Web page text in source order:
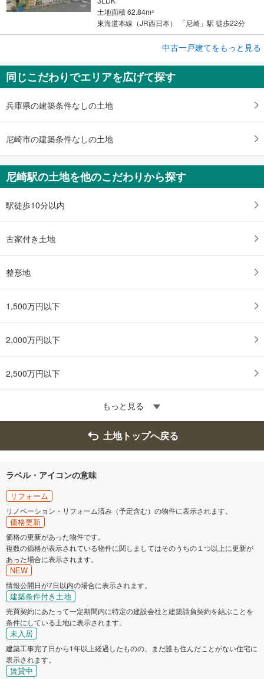
土地面積 62.84m2
東海道本線（JR西日本） 「尼崎」駅 徒歩22分
尼崎市瓦宮2丁目
2,500万円
3SDK
土地面積 79.76m
中古一戸建てをもっと見る
同じこだわりでエリアを広げて探す
兵庫県の建築条件なしの土地
尼崎市の建築条件なしの土地
尼崎駅の土地を他のこだわりから探す
駅徒歩10分以内
古家付き土地
整形地
1,500万円以下
2,000万円以下
2,500万円以下
もっと見る
土地トップへ戻る
ラベル・アイコンの意味
リフォーム
リノベーション・リフォーム済み（予定含む）の物件に表示されます。
価格更新
価格の更新があった物件です。
複数の価格が表示されている物件に関しましてはそのうちの１つ以上に更新が
あった場合に表示されます。
NEW
情報公開日が7日以内の場合に表示されます。
建築条件付き土地
売買契約にあたって一定期間内に特定の建設会社と建築請負契約を結ぶことを
条件にしている土地に表示されます。
未入居
建築工事完了日から1年以上経過したものの、まだ誰も住んだことがない住宅に
表示されます。
賃貸中